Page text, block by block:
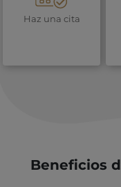
Haz una cita
Beneficios